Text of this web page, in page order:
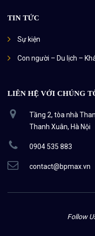
TIN TỨC
Sự kiện
Con người – Du lịch –
LIÊN HỆ VỚI CHÚNG
Tầng 2, tòa nhà
Thanh Xuân, Hà Nội
0904 535 883
contact@bpmax.vn
Follow